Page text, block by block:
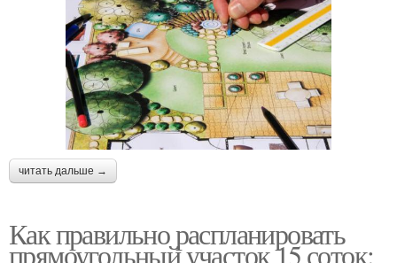
читать дальше →
Как правильно распланировать
прямоугольный участок 15 соток: